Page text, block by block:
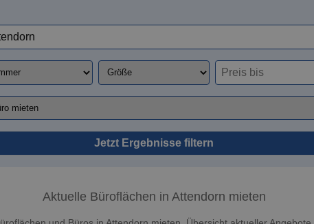
Jetzt Ergebnisse filtern
Aktuelle Büroflächen in Attendorn mieten